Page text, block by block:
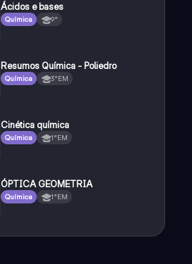
Ácidos e bases
Química 9°
Resumos Química - Poliedro
Química 3°EM
Cinética química
Química 1°EM
ÓPTICA GEOMETRIA
Química 1°EM